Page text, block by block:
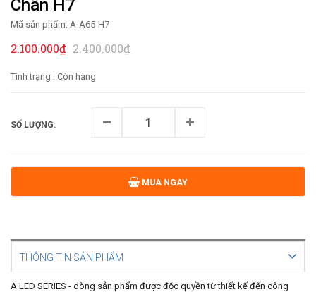
Chân H7
Mã sản phẩm: A-A65-H7
2.100.000₫ 2.400.000₫
Tình trạng : Còn hàng
SỐ LƯỢNG:
MUA NGAY
THÔNG TIN SẢN PHẨM
A LED SERIES - dòng sản phẩm được độc quyền từ thiết kế đến công